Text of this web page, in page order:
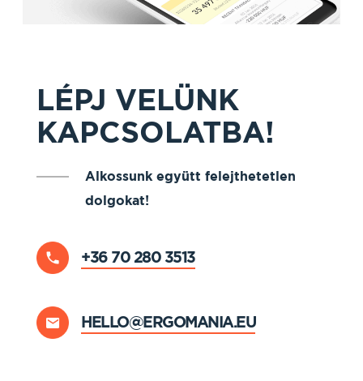
LÉPJ VELÜNK
KAPCSOLATBA!
Alkossunk együtt felejthetetlen
dolgokat!
+36 70 280 3513
HELLO@ERGOMANIA.EU